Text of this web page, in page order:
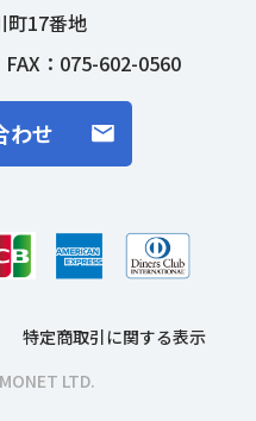
町17番地
：075-602-0560
わせ
特定商取引に関する表示
LTD.